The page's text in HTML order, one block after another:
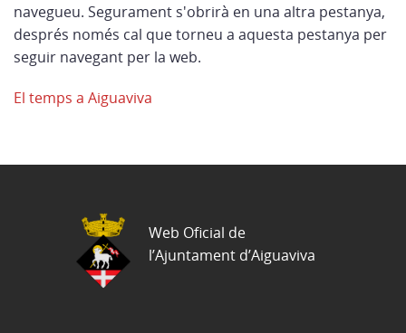
navegueu. Segurament s'obrirà en una altra pestanya,
després només cal que torneu a aquesta pestanya per
seguir navegant per la web.
El temps a Aiguaviva
Web Oficial de
l’Ajuntament d’Aiguaviva